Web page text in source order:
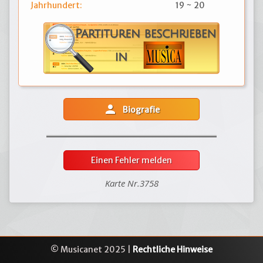
Jahrhundert: 19 ~ 20
person Biografie
Einen Fehler melden
Karte Nr.3758
© Musicanet 2025 | Rechtliche Hinweise